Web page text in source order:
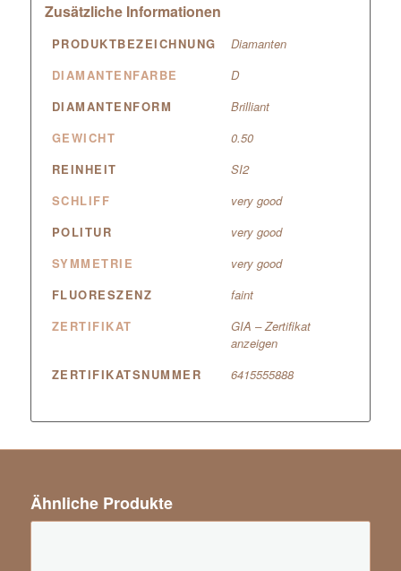
Zusätzliche Informationen
PRODUKTBEZEICHNUNG
Diamanten
DIAMANTENFARBE
D
DIAMANTENFORM
Brilliant
GEWICHT
0.50
REINHEIT
SI2
SCHLIFF
very good
POLITUR
very good
SYMMETRIE
very good
FLUORESZENZ
faint
ZERTIFIKAT
GIA – Zertifikat
anzeigen
ZERTIFIKATSNUMMER
6415555888
Ähnliche Produkte